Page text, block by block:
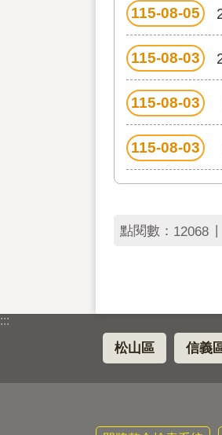
115-08-05
115-08-03
115-08-03
115-08-03
點閱數： 12068
:::
松山區 信義